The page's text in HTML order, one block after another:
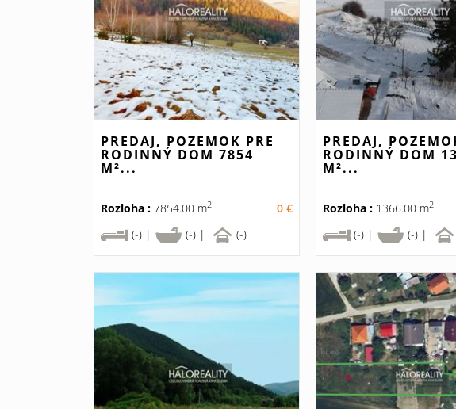
PREDAJ, POZEMOK PRE
RODINNÝ DOM 7854
M²...
Rozloha : 7854.00 m2
0 €
(-) |
(-) | (-)
PREDAJ,
RODINNÝ DOM
M²...
Rozloha :1366.00 m2
(-) |
(-) |